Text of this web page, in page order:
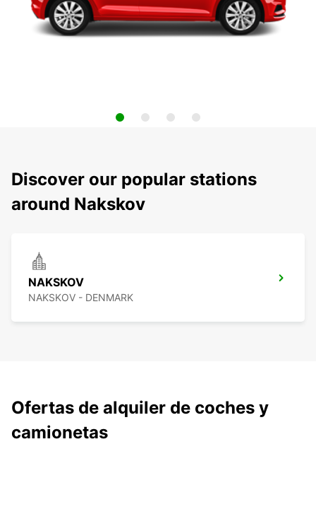
Discover our popular stations
around Nakskov
NAKSKOV
NAKSKOV - DENMARK
Ofertas de alquiler de coches y
camionetas